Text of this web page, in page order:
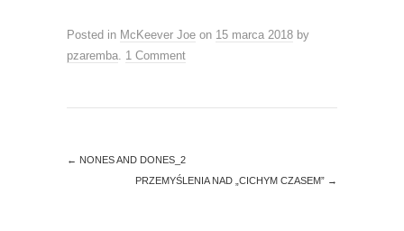
n
w
d
n
e
n
)
Posted in McKeever Joe on 15 marca 2018 by
pzaremba. 1 Comment
← NONES AND DONES_2
PRZEMYŚLENIA NAD „CICHYM CZASEM” →